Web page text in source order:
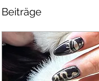
Beiträge